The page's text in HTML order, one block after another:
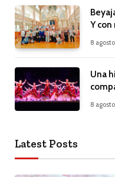
Y
8
Una
8
Latest Posts